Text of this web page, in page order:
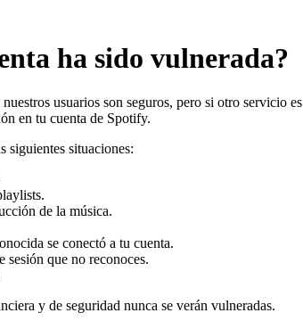
ha sido vulnerada?
usuarios son seguros, pero si otro servicio es
en tu cuenta de Spotify.
siguientes situaciones:
de la música.
se conectó a tu cuenta.
sesión que no reconoces.
y de seguridad nunca se verán vulneradas.